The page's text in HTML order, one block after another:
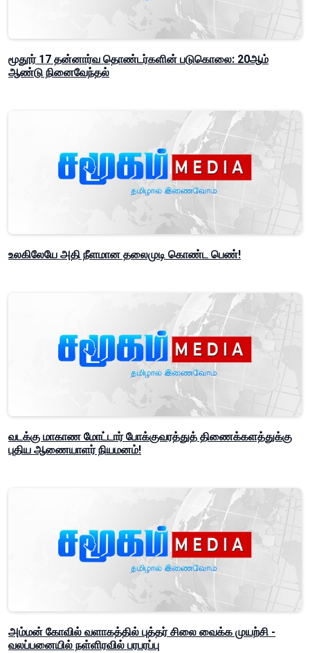
மூதூர் 17 தன்னார்வ தொண்டர்களின் படுகொலை: 20ஆம்
ஆண்டு நினைவேந்தல்
உலகிலேயே அதி நீளமான தலைமுடி கொண்ட பெண்!
வடக்கு மாகாண மோட்டார் போக்குவரத்துத் திணைக்களத்துக்கு
புதிய ஆணையாளர் நியமனம்!
அம்மன் கோவில் வளாகத்தில் புத்தர் சிலை வைக்க முயற்சி -
வலப்பனையில் நள்ளிரவில் பரபரப்பு